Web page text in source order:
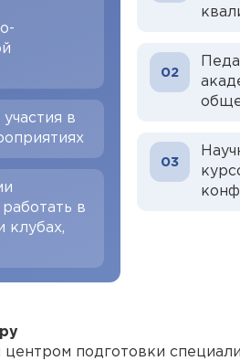
в
в
клубах,
02
03
подготовки